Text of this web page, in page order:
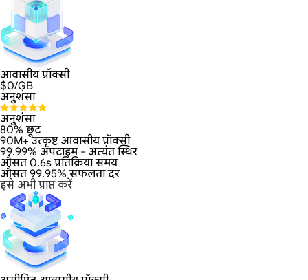
आवासीय प्रॉक्सी
$0/GB
अनुशंसा
अनुशंसा
80% छूट
90M+ उत्कृष्ट आवासीय प्रॉक्सी
99.99% अपटाइम - अत्यंत स्थिर
औसत 0.6s प्रतिक्रिया समय
औसत 99.95% सफलता दर
इसे अभी प्राप्त करें